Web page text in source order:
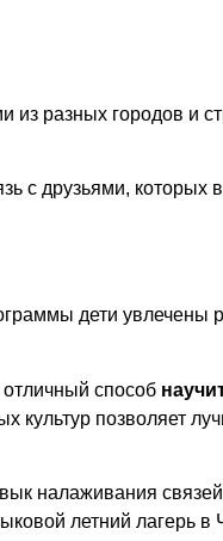
из разных городов и
с друзьями, которых
дети увлечены
способ
культур позволяет
налаживания связей
летний лагерь в